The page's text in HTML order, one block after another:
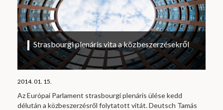
Strasbourgi plenáris vita a közbeszerzésekről
2014. 01. 15.
Az Európai Parlament strasbourgi plenáris ülése kedd
délután a közbeszerzésről folytatott vitát. Deutsch Tamás